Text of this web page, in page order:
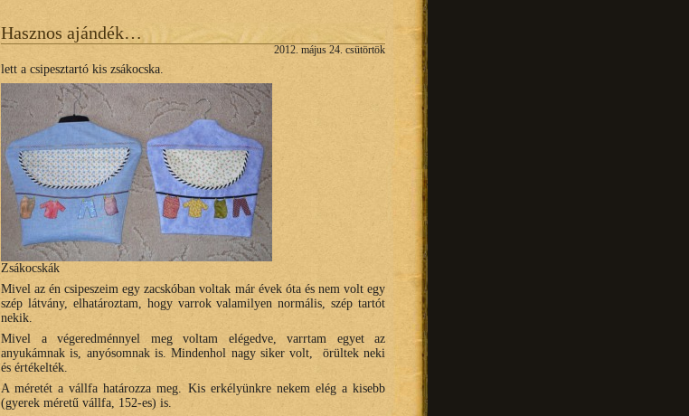
Hasznos ajándék…
2012. május 24. csütörtök
lett a csipesztartó kis zsákocska.
Zsákocskák
Mivel az én csipeszeim egy zacskóban voltak már évek óta és nem volt egy
szép látvány, elhatároztam, hogy varrok valamilyen normális, szép tartót
nekik.
Mivel a végeredménnyel meg voltam elégedve, varrtam egyet az
anyukámnak is, anyósomnak is. Mindenhol nagy siker volt, örültek neki
és értékelték.
A méretét a vállfa határozza meg. Kis erkélyünkre nekem elég a kisebb
(gyerek méretű vállfa, 152-es) is.